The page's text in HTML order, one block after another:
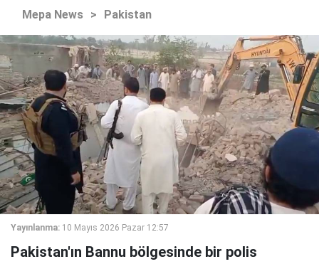
Mepa News > Pakistan
Yayınlanma: 10 Mayıs 2026 Pazar 12:57
Pakistan'ın Bannu bölgesinde bir polis